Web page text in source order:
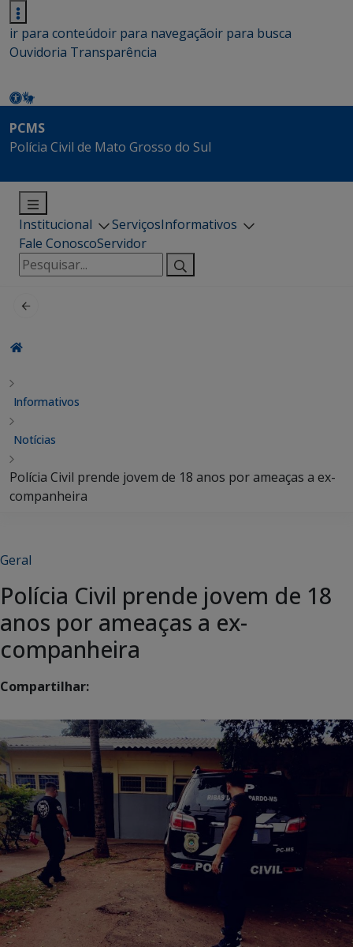
ir para conteúdoir para navegaçãoir para busca
Ouvidoria Transparência
PCMS
Polícia Civil de Mato Grosso do Sul
Institucional ServiçosInformativos
Fale ConoscoServidor
Pesquisar
por:
Informativos
Notícias
Polícia Civil prende jovem de 18 anos por ameaças a ex-
companheira
Geral
Polícia Civil prende jovem de 18
anos por ameaças a ex-
companheira
Compartilhar: